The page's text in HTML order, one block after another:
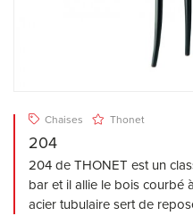
Chaises Thonet
204
204 de THONET est un
bar et il allie le bois courbé
acier tubulaire sert de